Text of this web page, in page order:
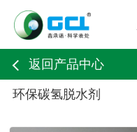
返回产品中心
环保碳氢脱水剂